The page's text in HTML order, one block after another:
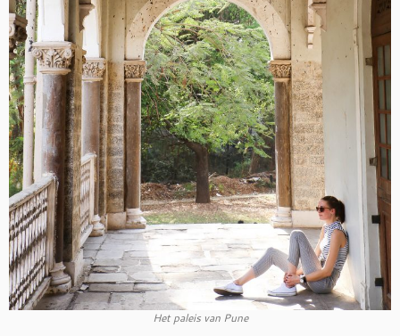
Het paleis van Pune